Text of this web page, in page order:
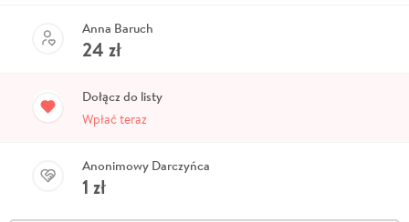
Anna Baruch
24 zł
Dołącz do listy
Wpłać teraz
Anonimowy Darczyńca
1 zł